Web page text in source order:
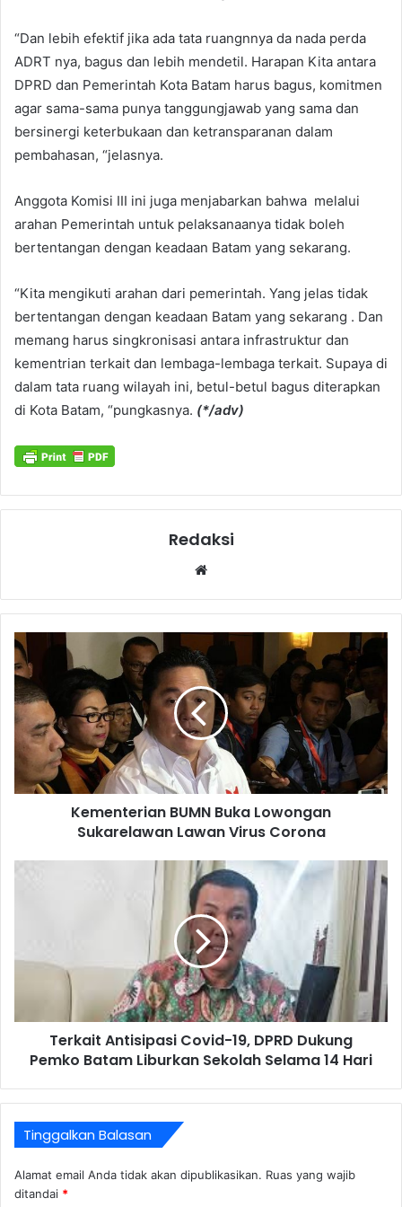
“Dan lebih efektif jika ada tata ruangnnya da nada perda
ADRT nya, bagus dan lebih mendetil. Harapan Kita antara
DPRD dan Pemerintah Kota Batam harus bagus, komitmen
agar sama-sama punya tanggungjawab yang sama dan
bersinergi keterbukaan dan ketransparanan dalam
pembahasan, “jelasnya.
Anggota Komisi III ini juga menjabarkan bahwa melalui
arahan Pemerintah untuk pelaksanaanya tidak boleh
bertentangan dengan keadaan Batam yang sekarang.
“Kita mengikuti arahan dari pemerintah. Yang jelas tidak
bertentangan dengan keadaan Batam yang sekarang . Dan
memang harus singkronisasi antara infrastruktur dan
kementrian terkait dan lembaga-lembaga terkait. Supaya di
dalam tata ruang wilayah ini, betul-betul bagus diterapkan
di Kota Batam, “pungkasnya. (*/adv)
Redaksi
Kementerian BUMN Buka Lowongan
Sukarelawan Lawan Virus Corona
Terkait Antisipasi Covid-19, DPRD Dukung
Pemko Batam Liburkan Sekolah Selama 14 Hari
Tinggalkan Balasan
Alamat email Anda tidak akan dipublikasikan. Ruas yang wajib
ditandai *